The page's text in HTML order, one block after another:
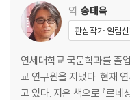
역 송태욱
관심작가 알림
연세대학교 국문학과를 졸
교 연구원을 지냈다. 현재
고 있다. 지은 책으로 『르